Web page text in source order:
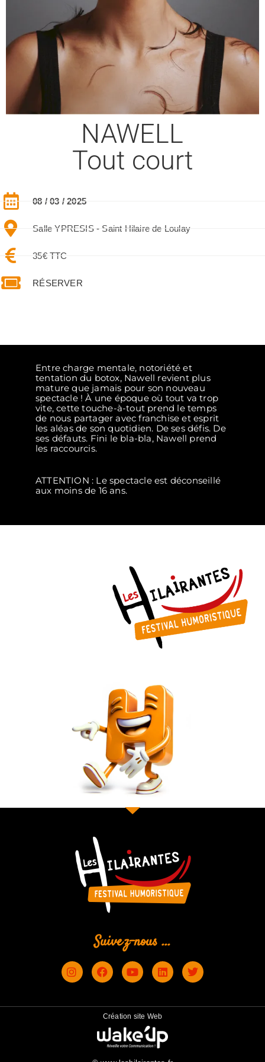
NAWELL
Tout court​
08 / 03 / 2025
Salle YPRESIS - Saint Hilaire de Loulay
35€ TTC
RÉSERVER
Entre charge mentale, notoriété et
tentation du botox, Nawell revient plus
mature que jamais pour son nouveau
spectacle ! À une époque où tout va trop
vite, cette touche-à-tout prend le temps
de nous partager avec franchise et esprit
les aléas de son quotidien. De ses défis. De
ses défauts. Fini le bla-bla, Nawell prend
les raccourcis.
ATTENTION : Le spectacle est déconseillé
aux moins de 16 ans.
Suivez-nous ...
Création site Web